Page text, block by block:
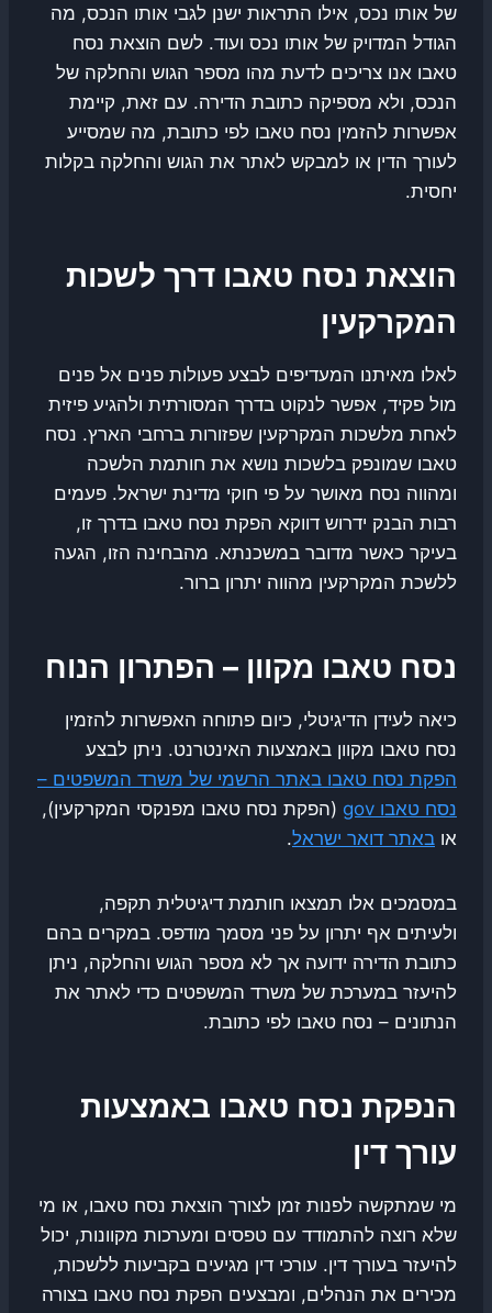
של אותו נכס, אילו התראות ישנן לגבי אותו הנכס, מה
הגודל המדויק של אותו נכס ועוד. לשם הוצאת נסח
טאבו אנו צריכים לדעת מהו מספר הגוש והחלקה של
הנכס, ולא מספיקה כתובת הדירה. עם זאת, קיימת
אפשרות להזמין נסח טאבו לפי כתובת, מה שמסייע
לעורך הדין או למבקש לאתר את הגוש והחלקה בקלות
יחסית.
הוצאת נסח טאבו דרך לשכות
המקרקעין
לאלו מאיתנו המעדיפים לבצע פעולות פנים אל פנים
מול פקיד, אפשר לנקוט בדרך המסורתית ולהגיע פיזית
לאחת מלשכות המקרקעין שפזורות ברחבי הארץ. נסח
טאבו שמונפק בלשכות נושא את חותמת הלשכה
ומהווה נסח מאושר על פי חוקי מדינת ישראל. פעמים
רבות הבנק ידרוש דווקא הפקת נסח טאבו בדרך זו,
בעיקר כאשר מדובר במשכנתא. מהבחינה הזו, הגעה
ללשכת המקרקעין מהווה יתרון ברור.
נסח טאבו מקוון – הפתרון הנוח
כיאה לעידן הדיגיטלי, כיום פתוחה האפשרות להזמין
נסח טאבו מקוון באמצעות האינטרנט. ניתן לבצע
הפקת נסח טאבו באתר הרשמי של משרד המשפטים –
נסח טאבו gov
(הפקת נסח טאבו מפנקסי המקרקעין),
או באתר דואר ישראל.
במסמכים אלו תמצאו חותמת דיגיטלית תקפה,
ולעיתים אף יתרון על פני מסמך מודפס. במקרים בהם
כתובת הדירה ידועה אך לא מספר הגוש והחלקה, ניתן
להיעזר במערכת של משרד המשפטים כדי לאתר את
הנתונים – נסח טאבו לפי כתובת.
הנפקת נסח טאבו באמצעות
עורך דין
מי שמתקשה לפנות זמן לצורך הוצאת נסח טאבו, או מי
שלא רוצה להתמודד עם טפסים ומערכות מקוונות, יכול
להיעזר בעורך דין. עורכי דין מגיעים בקביעות ללשכות,
מכירים את הנהלים, ומבצעים הפקת נסח טאבו בצורה